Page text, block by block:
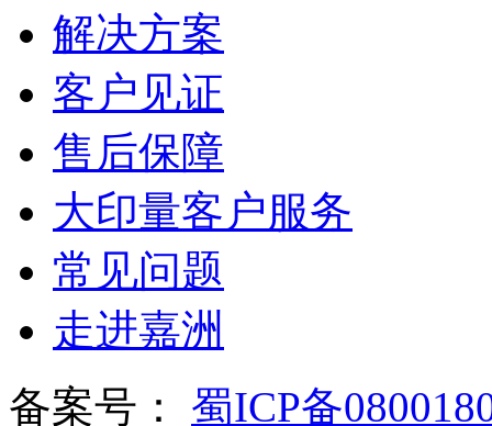
解决方案
客户见证
售后保障
大印量客户服务
常见问题
走进嘉洲
备案号： 蜀ICP备